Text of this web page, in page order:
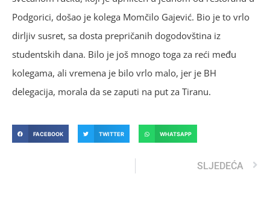
Podgorici, došao je kolega Momčilo Gajević. Bio je to vrlo
dirljiv susret, sa dosta prepričanih dogodovština iz
studentskih dana. Bilo je još mnogo toga za reći među
kolegama, ali vremena je bilo vrlo malo, jer je BH
delegacija, morala da se zaputi na put za Tiranu.
FACEBOOK TWITTER WHATSAPP
SLJEDEĆA